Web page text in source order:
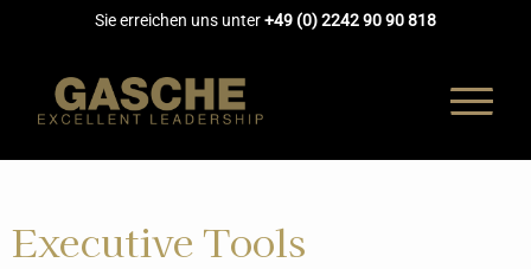
Sie erreichen uns unter+49 (0) 2242 90 90 818
Executive Tools